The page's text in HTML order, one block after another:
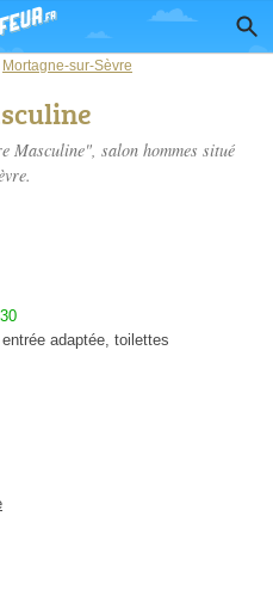
Mortagne-sur-Sèvre
Masculine", salon hommes situé
adaptée, toilettes